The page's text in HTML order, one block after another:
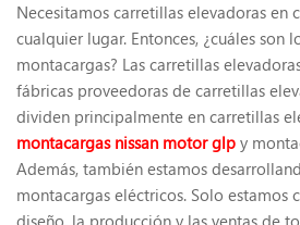
Necesitamos carretillas elevadoras en
cualquier lugar. Entonces, ¿cuáles son
montacargas? Las carretillas
fábricas proveedoras de carretillas
dividen principalmente en carretillas
montacargas nissan motor glp y
Además, también estamos
montacargas eléctricos. Solo estamos